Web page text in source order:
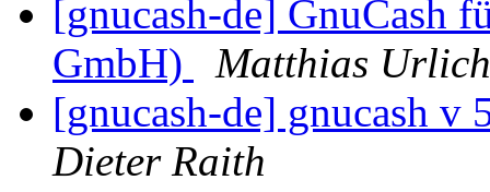
[gnucash-de] GnuCash
GmbH)
Matthias
[gnucash-de] gnucash
Dieter Raith